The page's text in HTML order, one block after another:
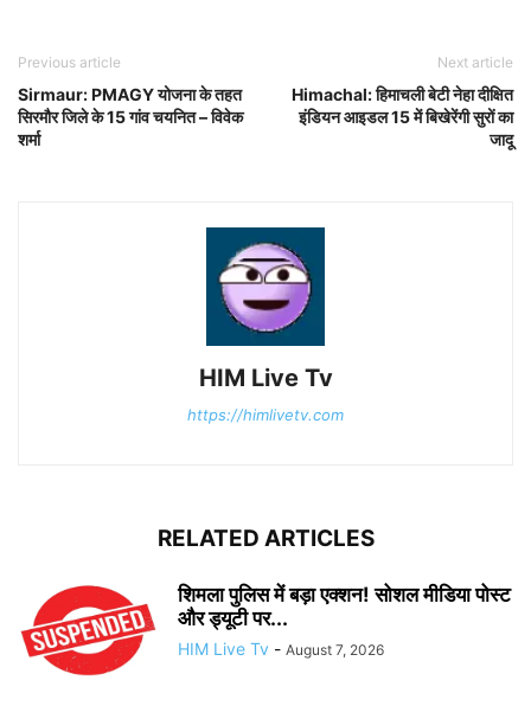
Previous article
Sirmaur: PMAGY योजना के तहत
सिरमौर जिले के 15 गांव चयनित – विवेक
शर्मा
Next article
Himachal: हिमाचली बेटी नेहा दीक्षित
इंडियन आइडल 15 में बिखेरेंगी सुरों का
जादू
HIM Live Tv
https://himlivetv.com
RELATED ARTICLES
शिमला पुलिस में बड़ा एक्शन! सोशल मीडिया पोस्ट
और ड्यूटी पर...
HIM Live Tv - August 7, 2026